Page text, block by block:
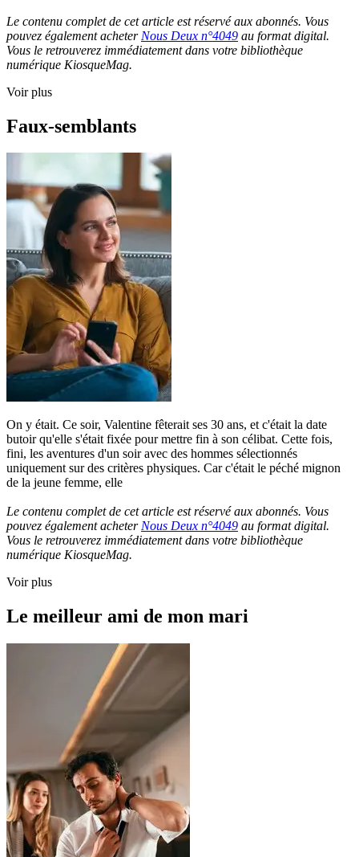
Le contenu complet de cet article est réservé aux abonnés. Vous
pouvez également acheter Nous Deux n°4049 au format digital.
Vous le retrouverez immédiatement dans votre bibliothèque
numérique KiosqueMag.
Voir plus
Faux-semblants
On y était. Ce soir, Valentine fêterait ses 30 ans, et c'était la date
butoir qu'elle s'était fixée pour mettre fin à son célibat. Cette fois,
fini, les aventures d'un soir avec des hommes sélectionnés
uniquement sur des critères physiques. Car c'était le péché mignon
de la jeune femme, elle
Le contenu complet de cet article est réservé aux abonnés. Vous
pouvez également acheterNous Deux n°4049 au format digital.
Vous le retrouverez immédiatement dans votre bibliothèque
numérique KiosqueMag.
Voir plus
Le meilleur ami de mon mari